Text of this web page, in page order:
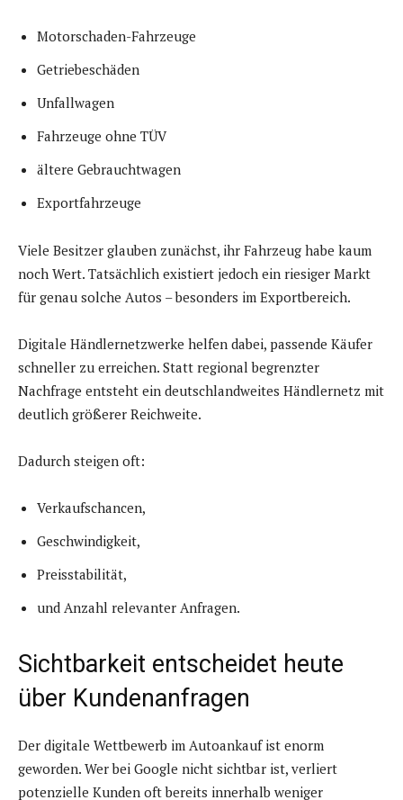
Motorschaden-Fahrzeuge
Getriebeschäden
Unfallwagen
Fahrzeuge ohne TÜV
ältere Gebrauchtwagen
Exportfahrzeuge
Viele Besitzer glauben zunächst, ihr Fahrzeug habe kaum
noch Wert. Tatsächlich existiert jedoch ein riesiger Markt
für genau solche Autos – besonders im Exportbereich.
Digitale Händlernetzwerke helfen dabei, passende Käufer
schneller zu erreichen. Statt regional begrenzter
Nachfrage entsteht ein deutschlandweites Händlernetz mit
deutlich größerer Reichweite.
Dadurch steigen oft:
Verkaufschancen,
Geschwindigkeit,
Preisstabilität,
und Anzahl relevanter Anfragen.
Sichtbarkeit entscheidet heute
über Kundenanfragen
Der digitale Wettbewerb im Autoankauf ist enorm
geworden. Wer bei Google nicht sichtbar ist, verliert
potenzielle Kunden oft bereits innerhalb weniger